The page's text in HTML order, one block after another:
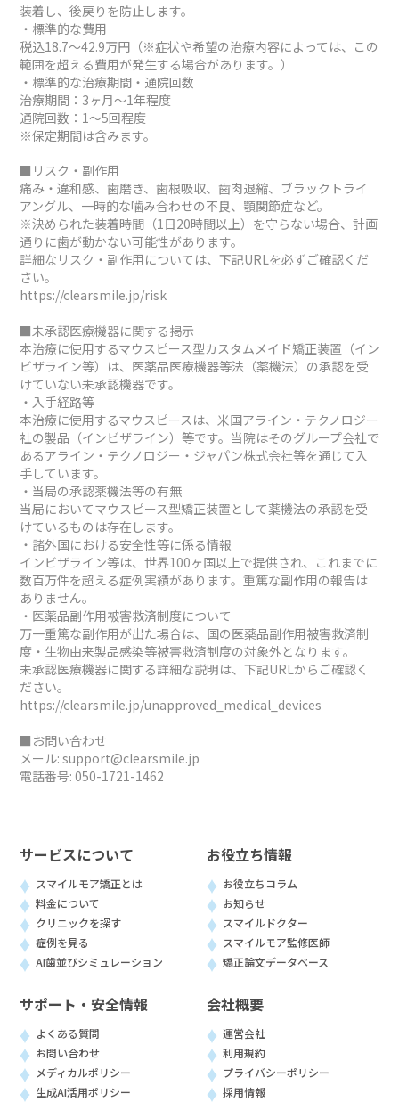
装着し、後戻りを防止します。
・標準的な費用
税込18.7～42.9万円（※症状や希望の治療内容によっては、この
範囲を超える費用が発生する場合があります。）
・標準的な治療期間・通院回数
治療期間：3ヶ月～1年程度
通院回数：1～5回程度
※保定期間は含みます。
■リスク・副作用
痛み・違和感、歯磨き、歯根吸収、歯肉退縮、ブラックトライ
アングル、一時的な噛み合わせの不良、顎関節症など。
※決められた装着時間（1日20時間以上）を守らない場合、計画
通りに歯が動かない可能性があります。
詳細なリスク・副作用については、下記URLを必ずご確認くだ
さい。
https://clearsmile.jp/risk
■未承認医療機器に関する掲示
本治療に使用するマウスピース型カスタムメイド矯正装置（イン
ビザライン等）は、医薬品医療機器等法（薬機法）の承認を受
けていない未承認機器です。
・入手経路等
本治療に使用するマウスピースは、米国アライン・テクノロジー
社の製品（インビザライン）等です。当院はそのグループ会社で
あるアライン・テクノロジー・ジャパン株式会社等を通じて入
手しています。
・当局の承認薬機法等の有無
当局においてマウスピース型矯正装置として薬機法の承認を受
けているものは存在します。
・諸外国における安全性等に係る情報
インビザライン等は、世界100ヶ国以上で提供され、これまでに
数百万件を超える症例実績があります。重篤な副作用の報告は
ありません。
・医薬品副作用被害救済制度について
万一重篤な副作用が出た場合は、国の医薬品副作用被害救済制
度・生物由来製品感染等被害救済制度の対象外となります。
未承認医療機器に関する詳細な説明は、下記URLからご確認く
ださい。
https://clearsmile.jp/unapproved_medical_devices
■お問い合わせ
メール: support@clearsmile.jp
電話番号: 050-1721-1462
サービスについて
スマイルモア矯正とは
料金について
クリニックを探す
症例を見る
AI歯並びシミュレーション
お役立ち情報
お役立ちコラム
お知らせ
スマイルドクター
スマイルモア監修医師
矯正論文データベース
サポート・安全情報
よくある質問
お問い合わせ
メディカルポリシー
生成AI活用ポリシー
会社概要
運営会社
利用規約
プライバシーポリシー
採用情報